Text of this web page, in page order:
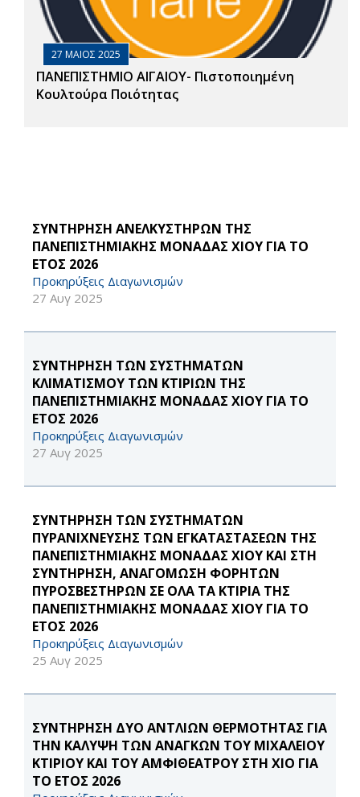
27 ΜΑΙΟΣ 2025
ΠΑΝΕΠΙΣΤΗΜΙΟ ΑΙΓΑΙΟΥ- Πιστοποιημένη
Κουλτούρα Ποιότητας
ΣΥΝΤΗΡΗΣΗ ΑΝΕΛΚΥΣΤΗΡΩΝ ΤΗΣ
ΠΑΝΕΠΙΣΤΗΜΙΑΚΗΣ ΜΟΝΑΔΑΣ ΧΙΟΥ ΓΙΑ ΤΟ
ΕΤΟΣ 2026
Προκηρύξεις Διαγωνισμών
27 Αυγ 2025
ΣΥΝΤΗΡΗΣΗ ΤΩΝ ΣΥΣΤΗΜΑΤΩΝ
ΚΛΙΜΑΤΙΣΜΟΥ ΤΩΝ ΚΤΙΡΙΩΝ ΤΗΣ
ΠΑΝΕΠΙΣΤΗΜΙΑΚΗΣ ΜΟΝΑΔΑΣ ΧΙΟΥ ΓΙΑ ΤΟ
ΕΤΟΣ 2026
Προκηρύξεις Διαγωνισμών
27 Αυγ 2025
ΣΥΝΤΗΡΗΣΗ ΤΩΝ ΣΥΣΤΗΜΑΤΩΝ
ΠΥΡΑΝΙΧΝΕΥΣΗΣ ΤΩΝ ΕΓΚΑΤΑΣΤΑΣΕΩΝ ΤΗΣ
ΠΑΝΕΠΙΣΤΗΜΙΑΚΗΣ ΜΟΝΑΔΑΣ ΧΙΟΥ ΚΑΙ ΣΤΗ
ΣΥΝΤΗΡΗΣΗ, ΑΝΑΓΟΜΩΣΗ ΦΟΡΗΤΩΝ
ΠΥΡΟΣΒΕΣΤΗΡΩΝ ΣΕ ΟΛΑ ΤΑ ΚΤΙΡΙΑ ΤΗΣ
ΠΑΝΕΠΙΣΤΗΜΙΑΚΗΣ ΜΟΝΑΔΑΣ ΧΙΟΥ ΓΙΑ ΤΟ
ΕΤΟΣ 2026
Προκηρύξεις Διαγωνισμών
25 Αυγ 2025
ΣΥΝΤΗΡΗΣΗ ΔΥΟ ΑΝΤΛΙΩΝ ΘΕΡΜΟΤΗΤΑΣ ΓΙΑ
ΤΗΝ ΚΑΛΥΨΗ ΤΩΝ ΑΝΑΓΚΩΝ ΤΟΥ ΜΙΧΑΛΕΙΟΥ
ΚΤΙΡΙΟΥ ΚΑΙ ΤΟΥ ΑΜΦΙΘΕΑΤΡΟΥ ΣΤΗ ΧΙΟ ΓΙΑ
ΤΟ ΕΤΟΣ 2026